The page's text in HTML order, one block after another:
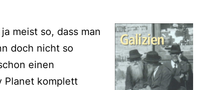
meist so, dass man
doch nicht so
einen
Planet komplett